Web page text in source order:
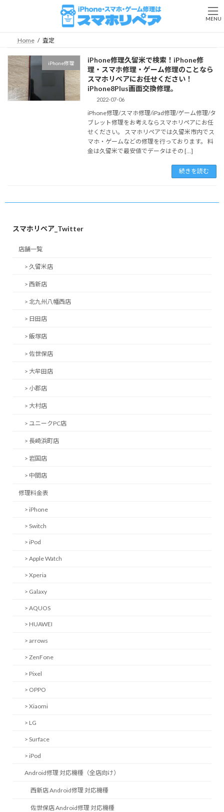
Home 査定
iPhone修理
iPhone修理久留米で検索！iPhone修
理・スマホ修理・ゲーム修理のことなら
スマホリペアにお任せください！
iPhone8Plus画面交換修理。
2022-07-06
iPhone修理/スマホ修理/iPad修理/ゲーム修理/タ
ブレット修理をお考えならスマホリペアにお任
せください。 スマホリペアでは久留米市内でス
マホ・ゲームなどの修理を行っております。 料
金は久留米で最安値でデータはその […]
続きを読む
スマホリペア_Twitter
店舗一覧
> 久留米店
> 西新店
> 北九州八幡西店
> 日田店
> 飯塚店
> 佐世保店
> 大牟田店
> 小郡店
> 大村店
> ユニークPC店
> 長崎浜町店
> 岩国店
> 中間店
修理料金表
> iPhone
> Switch
> iPod
> Apple Watch
> Xperia
> Galaxy
> AQUOS
> HUAWEI
> arrows
> ZenFone
> Pixel
> OPPO
> Xiaomi
> LG
> Surface
> iPod
Android修理 対応機種（全店向け）
西新店 Android修理 対応機種
佐世保店 Android修理 対応機種
MENU